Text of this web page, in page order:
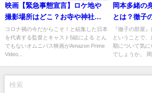
映画【緊急事態宣言】ロケ地や
撮影場所はどこ？お寺や神社な
ど
コロナ禍の今だからこそ！と結集した日本
を代表する監督とキャスト5組による とん
でもないオムニバス映画がAmazon Prime
Video...
岡本多緒の
とは？徹子
『徹子の部屋
ということで
期について気に
でしょうか。 岡